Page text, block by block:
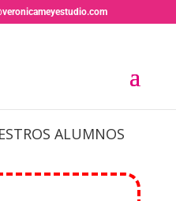
ALUMNOS